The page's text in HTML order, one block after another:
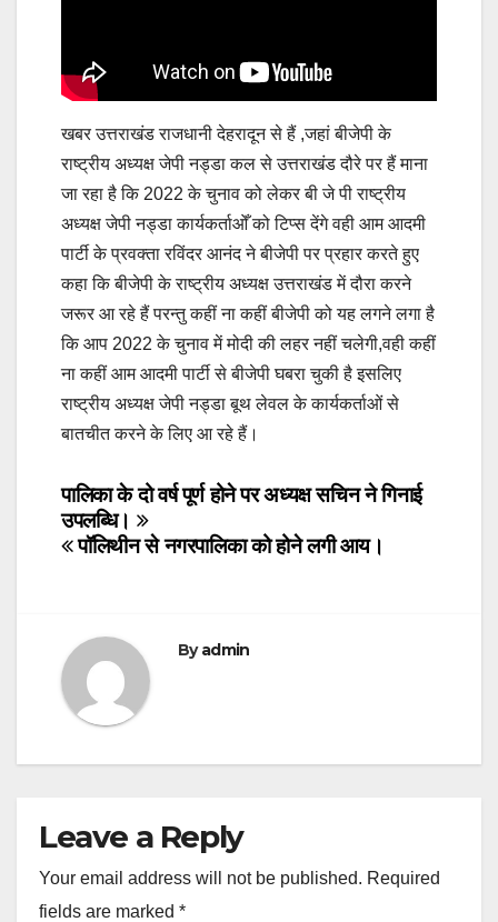
खबर उत्तराखंड राजधानी देहरादून से हैं ,जहां बीजेपी के
राष्ट्रीय अध्यक्ष जेपी नड्डा कल से उत्तराखंड दौरे पर हैं माना
जा रहा है कि 2022 के चुनाव को लेकर बी जे पी राष्ट्रीय
अध्यक्ष जेपी नड्डा कार्यकर्ताओँ को टिप्स देंगे वही आम आदमी
पार्टी के प्रवक्ता रविंदर आनंद ने बीजेपी पर प्रहार करते हुए
कहा कि बीजेपी के राष्ट्रीय अध्यक्ष उत्तराखंड में दौरा करने
जरूर आ रहे हैं परन्तु कहीं ना कहीं बीजेपी को यह लगने लगा है
कि आप 2022 के चुनाव में मोदी की लहर नहीं चलेगी,वही कहीं
ना कहीं आम आदमी पार्टी से बीजेपी घबरा चुकी है इसलिए
राष्ट्रीय अध्यक्ष जेपी नड्डा बूथ लेवल के कार्यकर्ताओं से
बातचीत करने के लिए आ रहे हैं।
Post
navigation
पालिका के दो वर्ष पूर्ण होने पर अध्यक्ष सचिन ने गिनाई
उपलब्धि।
पॉलिथीन से नगरपालिका को होने लगी आय।
Byadmin
Leave a Reply
Your email address will not be published. Required
fields are marked *